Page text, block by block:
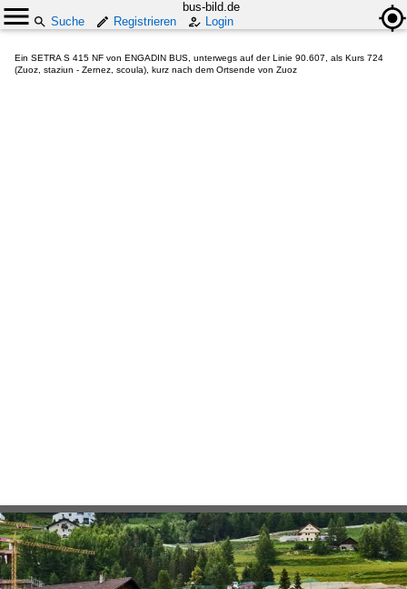
bus-bild.de
Suche
Registrieren Login
Ein SETRA S 415 NF von ENGADIN BUS, unterwegs auf der Linie 90.607, als Kurs 724
(Zuoz, staziun - Zernez, scoula), kurz nach dem Ortsende von Zuoz